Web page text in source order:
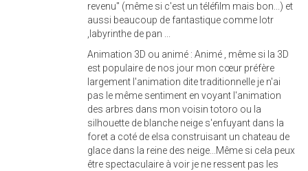
revenu" (même si c'est un téléfilm mais bon...) et
aussi beaucoup de fantastique comme lotr
,labyrinthe de pan ...
Animation 3D ou animé : Animé , même si la 3D
est populaire de nos jour mon cœur préfère
largement l'animation dite traditionnelle je n'ai
pas le même sentiment en voyant l'animation
des arbres dans mon voisin totoro ou la
silhouette de blanche neige s'enfuyant dans la
foret a coté de elsa construisant un chateau de
glace dans la reine des neige...Même si cela peux
être spectaculaire à voir je ne ressent pas les